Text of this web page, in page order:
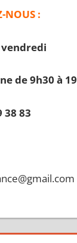
NOUS :
de 9h30 à 19
38 83